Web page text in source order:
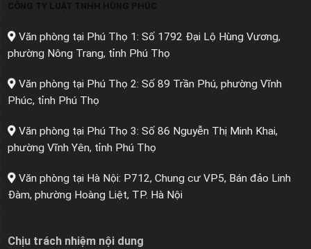
CÔNG TY LUẬT TNHH HÙNG PHÚC
Văn phòng tại Phú Thọ 1: Số 1792 Đại Lộ Hùng Vương,
phường Nông Trang, tỉnh Phú Thọ
Văn phòng tại Phú Thọ 2: Số 89 Trần Phú, phường Vĩnh
Phúc, tỉnh Phú Thọ
Văn phòng tại Phú Thọ 3: Số 86 Nguyễn Thị Minh Khai,
phường Vĩnh Yên, tỉnh Phú Thọ
Văn phòng tại Hà Nội: P712, Chung cư VP5, Bán đảo Linh
Đàm, phường Hoàng Liệt, TP. Hà Nội
Chịu trách nhiệm nội dung